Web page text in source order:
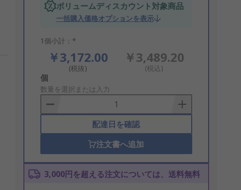
ボリュームディスカウント対象商品
一括購入価格オプションを表示
1個小計：*
￥3,172.00
(税抜)
￥3,489.20
(税込)
Add
to
Basket
個
数量を選択または入力
配達日を確認
注文書へ追加
3,000円を超える注文については、送料無料